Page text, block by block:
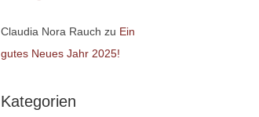
Claudia Nora Rauch zu Ein
gutes Neues Jahr 2025!
Kategorien